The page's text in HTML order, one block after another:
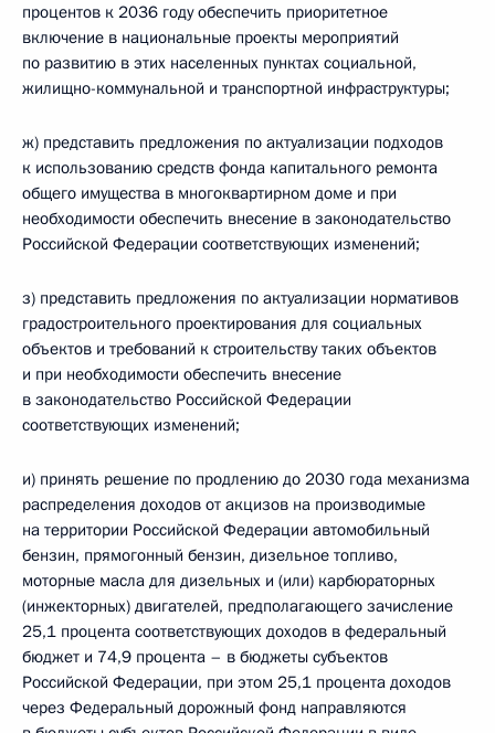
процентов к 2036 году обеспечить приоритетное
включение в национальные проекты мероприятий
по развитию в этих населенных пунктах социальной,
жилищно-коммунальной и транспортной инфраструктуры;
ж) представить предложения по актуализации подходов
к использованию средств фонда капитального ремонта
общего имущества в многоквартирном доме и при
необходимости обеспечить внесение в законодательство
Российской Федерации соответствующих изменений;
з) представить предложения по актуализации нормативов
градостроительного проектирования для социальных
объектов и требований к строительству таких объектов
и при необходимости обеспечить внесение
в законодательство Российской Федерации
соответствующих изменений;
и) принять решение по продлению до 2030 года механизма
распределения доходов от акцизов на производимые
на территории Российской Федерации автомобильный
бензин, прямогонный бензин, дизельное топливо,
моторные масла для дизельных и (или) карбюраторных
(инжекторных) двигателей, предполагающего зачисление
25,1 процента соответствующих доходов в федеральный
бюджет и 74,9 процента – в бюджеты субъектов
Российской Федерации, при этом 25,1 процента доходов
через Федеральный дорожный фонд направляются